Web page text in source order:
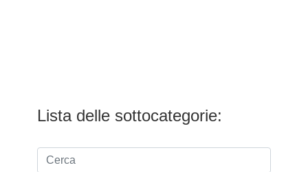
Lista delle sottocategorie: